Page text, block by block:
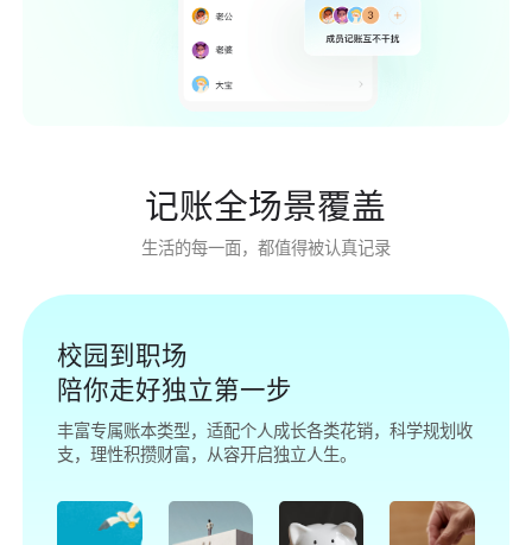
记账全场景覆盖
生活的每一面，都值得被认真记录
校园到职场
陪你走好独立第一步
丰富专属账本类型，适配个人成长各类花销，科学规划收
支，理性积攒财富，从容开启独立人生。